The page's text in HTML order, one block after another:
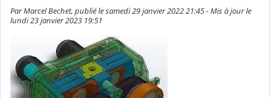
Par Marcel Bechet, publié le samedi 29 janvier 2022 21:45 - Mis à jour le
lundi 23 janvier 2023 19:51